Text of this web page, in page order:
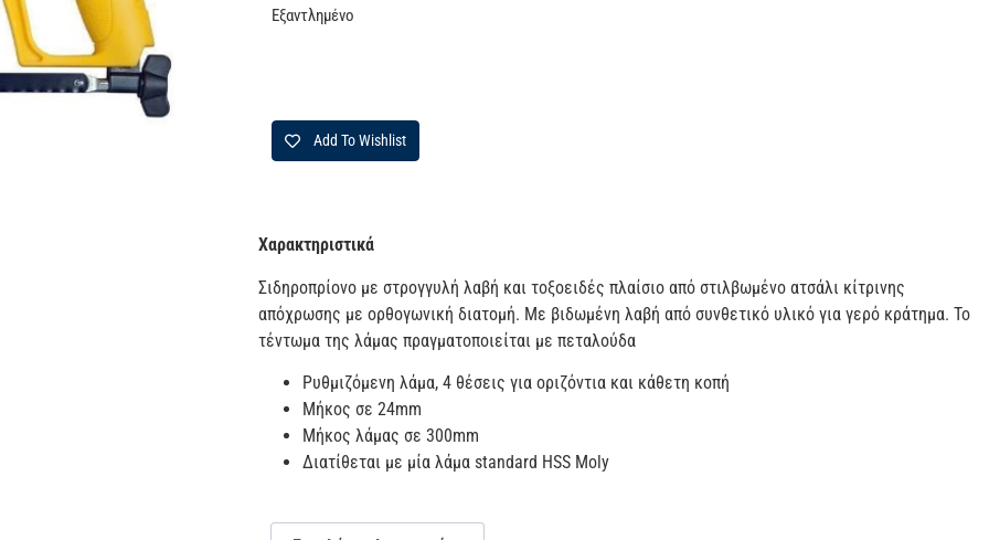
Εξαντλημένο
Add To Wishlist
Χαρακτηριστικά
Σιδηροπρίονο με στρογγυλή λαβή και τοξοειδές πλαίσιο από στιλβωμένο ατσάλι κίτρινης
απόχρωσης με ορθογωνική διατομή. Με βιδωμένη λαβή από συνθετικό υλικό για γερό κράτημα. Το
τέντωμα της λάμας πραγματοποιείται με πεταλούδα
Ρυθμιζόμενη λάμα, 4 θέσεις για οριζόντια και κάθετη κοπή
Μήκος σε 24mm
Μήκος λάμας σε 300mm
Διατίθεται με μία λάμα standard HSS Moly